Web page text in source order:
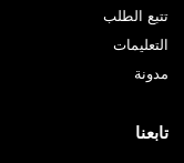
تتبع الطلب
التعليمات
مدونة
تابعنا